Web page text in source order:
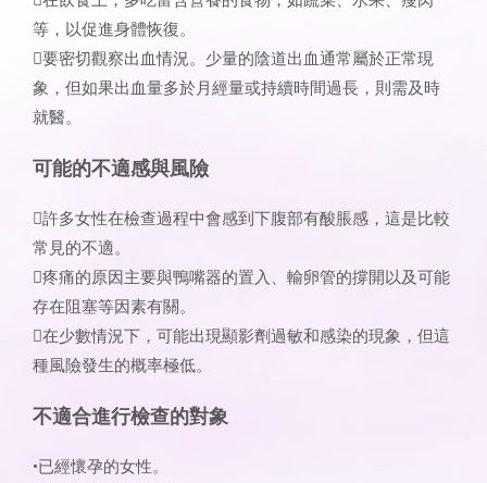
等，以促進身體恢復。
要密切觀察出血情況。少量的陰道出血通常屬於正常現
象，但如果出血量多於月經量或持續時間過長，則需及時
就醫。
可能的不適感與風險
許多女性在檢查過程中會感到下腹部有酸脹感，這是比較
常見的不適。
疼痛的原因主要與鴨嘴器的置入、輸卵管的撐開以及可能
存在阻塞等因素有關。
在少數情況下，可能出現顯影劑過敏和感染的現象，但這
種風險發生的概率極低。
不適合進行檢查的對象
•已經懷孕的女性。